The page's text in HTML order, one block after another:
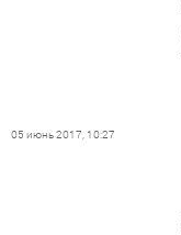
05 июнь 2017, 10:27